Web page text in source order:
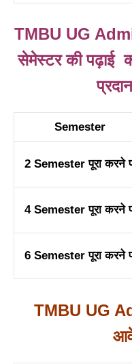
TMBU UG
सेमेस्टर की पढ़ाई
Semester
2 Semester पूरा करने
4 Semester पूरा करने
6 Semester पूरा करने
TMBU UG